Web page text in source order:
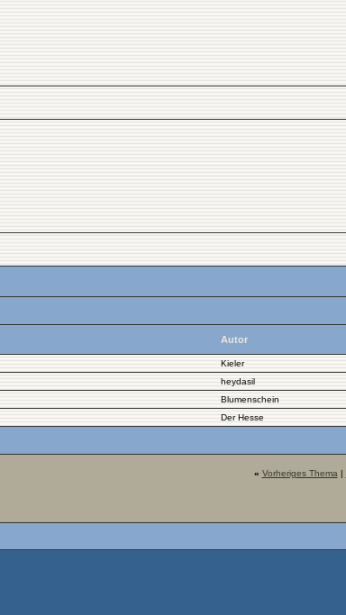
Autor
Kieler
heydasil
Blumenschein
Der Hesse
« Vorheriges Thema |